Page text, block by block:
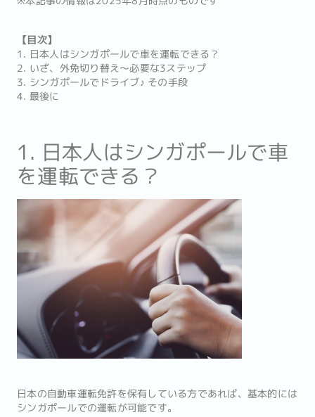
【目次】
1. 日本人はシンガポールで車を運転できる？
2. いざ、外免切り替え〜必要な3ステップ
3. シンガポールでドライブ♪ その手段
4. 最後に
1. 日本人はシンガポールで車
を運転できる？
日本の自動車運転免許を保有している方であれば、基本的には
シンガポールでの運転が可能です。